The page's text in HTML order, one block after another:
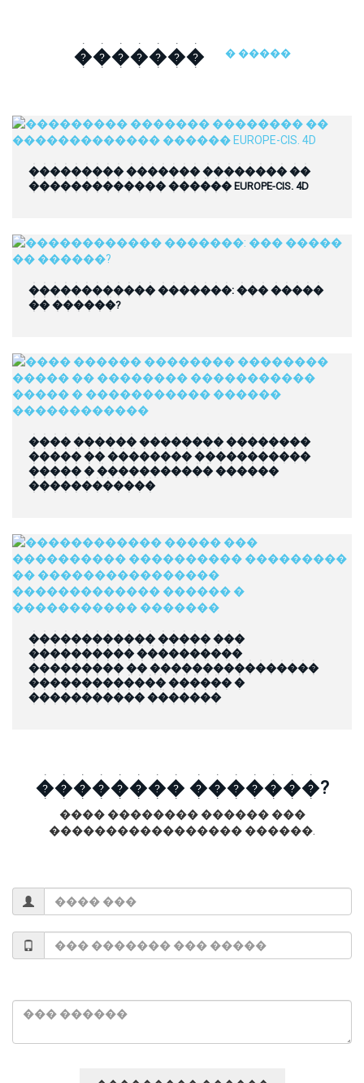
������� � �����
��������� ������� �������� ��
������������� ������ EUROPE-CIS. 4D
������������ �������: ��� �����
�� ������?
���� ������ �������� ��������
����� �� �������� �����������
����� � ����������� ������
������������
������������ ����� ���
���������� ����������
��������� �� ����������������
������������� ������ �
����������� �������
�������� �������?
���� �������� ������ ���
����������������� ������.